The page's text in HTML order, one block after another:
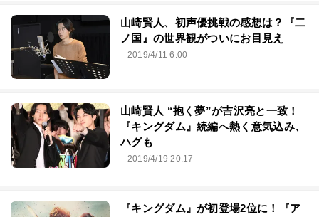
山崎賢人、初声優挑戦の感想は？『二
ノ国』の世界観がついにお目見え
2019/4/11 6:00
山崎賢人 “抱く夢”が吉沢亮と一致！
『キングダム』続編へ熱く意気込み、
ハグも
2019/4/19 20:17
『キングダム』が初登場2位に！『ア